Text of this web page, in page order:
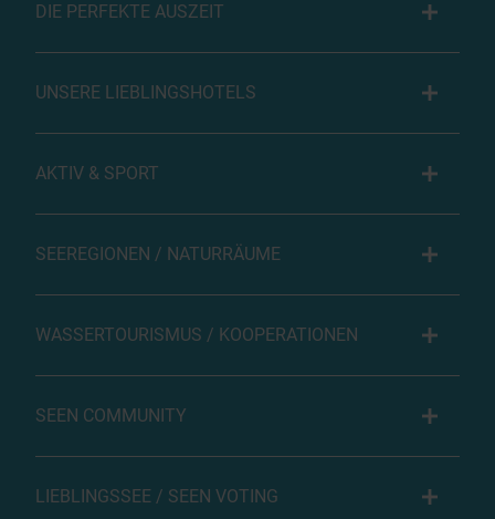
DIE PERFEKTE AUSZEIT
UNSERE LIEBLINGSHOTELS
AKTIV & SPORT
SEEREGIONEN / NATURRÄUME
WASSERTOURISMUS / KOOPERATIONEN
SEEN COMMUNITY
LIEBLINGSSEE / SEEN VOTING